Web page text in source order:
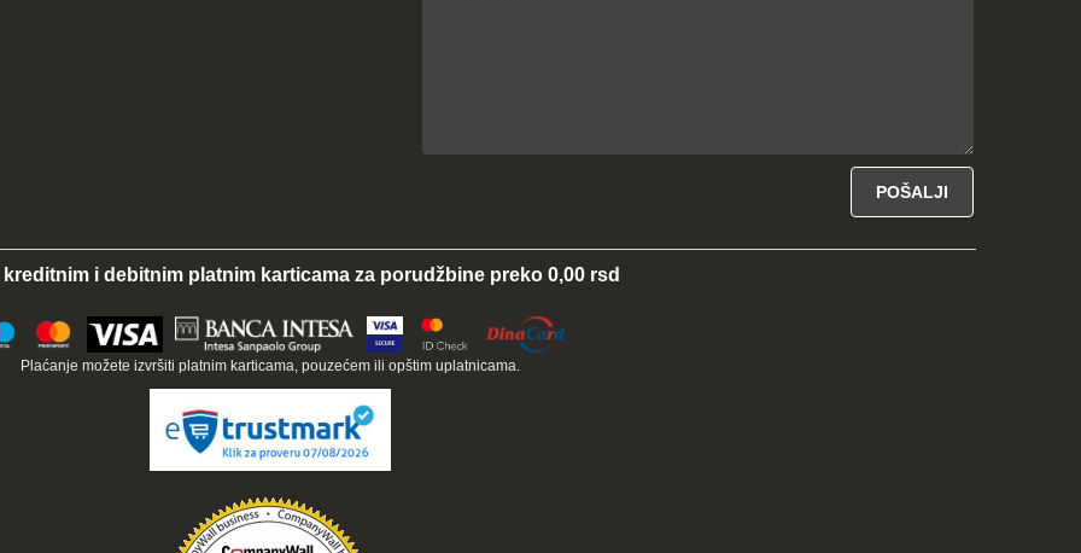
kreditnim i debitnim platnim karticama za porudžbine preko 0,00 rsd
Plaćanje možete izvršiti platnim karticama, pouzećem ili opštim uplatnicama.